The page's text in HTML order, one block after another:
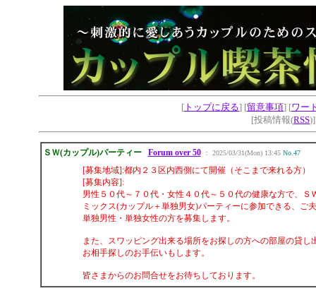
[ トップに戻る] [留意事項] [ワー
[投稿情報(RSS
ＳＷ(カップル)パーティー Forum over 50： 2025/03/31(Mon) 13:45 No.47
[募集地域]:都内２３区内西側にて開催（そこまで来れる方）
[募集内容]:
男性５０代～７０代・女性４０代～５０代の健康な方で、Ｓ
ミックス(カップル＋単独男女)パーティーに参加できる、ご
単独男性・単独女性の方を募集します。
また、スワッピング出来る場所をお探しの方への部屋の貸し
お相手探しのお手伝いもします。
皆さまからのお問合せをお待ちしております。